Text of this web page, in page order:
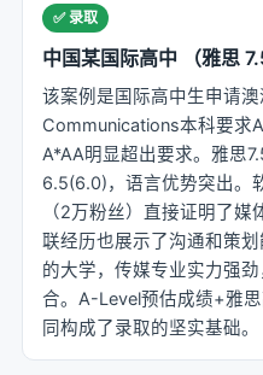
✅ 录取
中国某国际高中 （雅思
该案例是国际高中生申请
Communications本科要求
A*AA明显超出要求。雅思
6.5(6.0)，语言优势突出。
（2万粉丝）直接证明了
联经历也展示了沟通和策
的大学，传媒专业实力强
合。A-Level预估成绩+雅
同构成了录取的坚实基础。